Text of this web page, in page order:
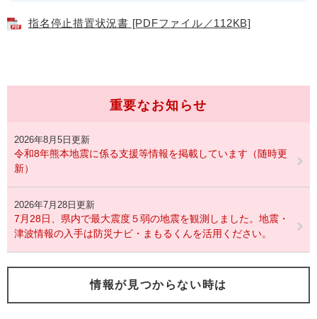
指名停止措置状況書 [PDFファイル／112KB]
重要なお知らせ
2026年8月5日更新
令和8年熊本地震に係る支援等情報を掲載しています（随時更
新）
2026年7月28日更新
7月28日、県内で最大震度５弱の地震を観測しました。地震・
津波情報の入手は防災ナビ・まもるくんを活用ください。
情報が見つからない時は